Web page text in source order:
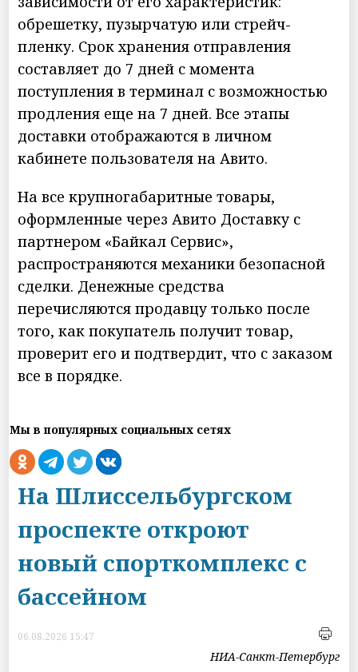
обрешетку, пузырчатую или стрейч-
пленку. Срок хранения отправления
составляет до 7 дней с момента
поступления в терминал с возможностью
продления еще на 7 дней. Все этапы
доставки отображаются в личном
кабинете пользователя на Авито.
На все крупногабаритные товары,
оформленные через Авито Доставку с
партнером «Байкал Сервис»,
распространяются механики безопасной
сделки. Денежные средства
перечисляются продавцу только после
того, как покупатель получит товар,
проверит его и подтвердит, что с заказом
все в порядке.
Мы в популярных социальных сетях
На Шлиссельбургском
проспекте откроют
новый спорткомплекс с
бассейном
06.08.2026 15:47
НИА-Санкт-Петербург